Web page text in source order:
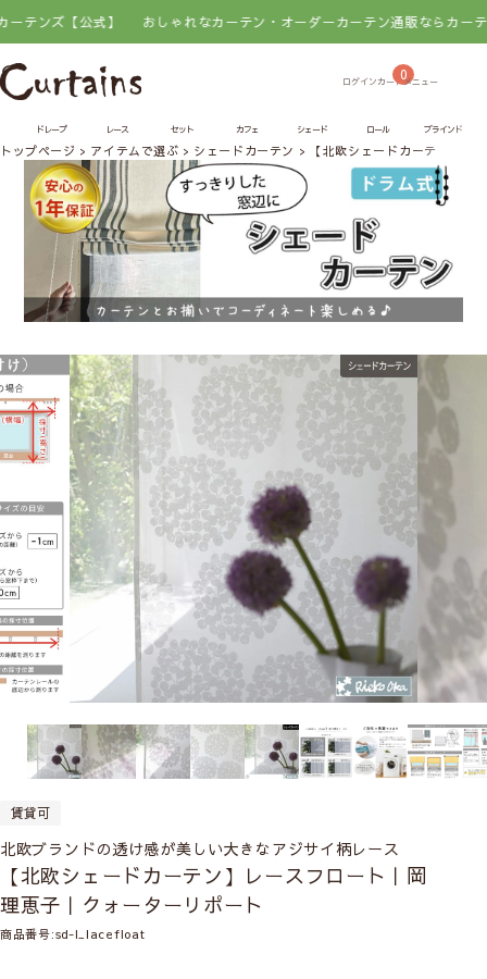
公式】 おしゃれなカーテン・オーダーカーテン通販ならカーテンズ【公
0
ドレープ レース セット カフェ シェード ロール ブラインド
トップページ アイテムで選ぶ シェードカーテン 【北欧シェードカーテン】レ
賃貸可
北欧ブランドの透け感が美しい大きなアジサイ柄レース
【北欧シェードカーテン】レースフロート｜岡
理恵子｜クォーターリポート
商品番号 sd-l_lacefloat